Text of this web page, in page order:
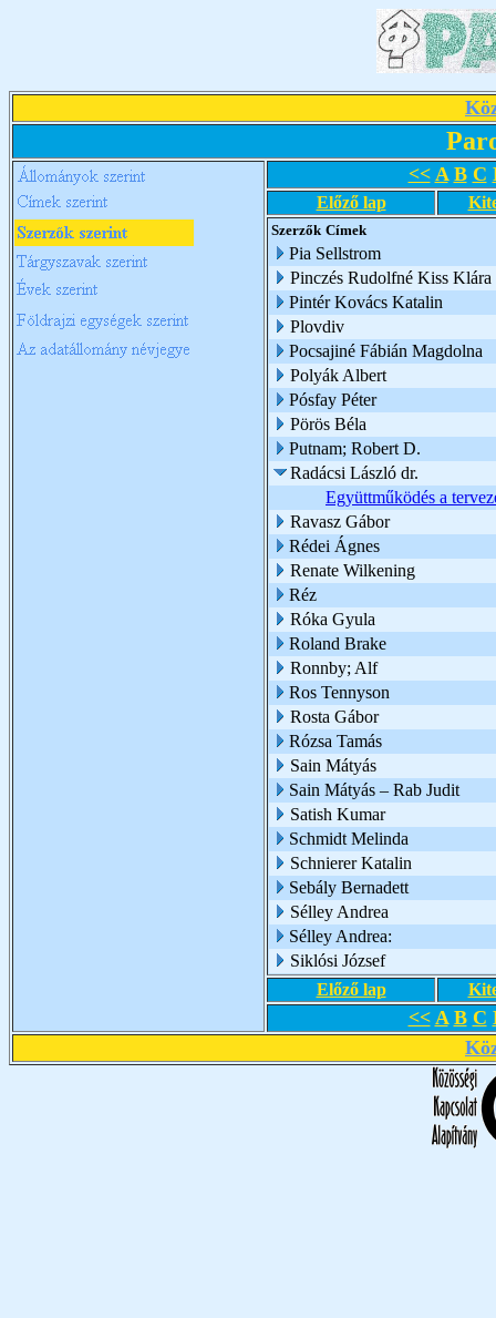
<< A B C
Előző lap
Szerzők Címek
Pia Sellstrom
Pinczés Rudolfné Kiss Klára
Pintér Kovács Katalin
Plovdiv
Pocsajiné Fábián Magdolna
Polyák Albert
Pósfay Péter
Pörös Béla
Putnam; Robert D.
Radácsi László dr.
Együttműködés a
Ravasz Gábor
Rédei Ágnes
Renate Wilkening
Réz
Róka Gyula
Roland Brake
Ronnby; Alf
Ros Tennyson
Rosta Gábor
Rózsa Tamás
Sain Mátyás
Sain Mátyás – Rab Judit
Satish Kumar
Schmidt Melinda
Schnierer Katalin
Sebály Bernadett
Sélley Andrea
Sélley Andrea:
Siklósi József
Előző lap
<< A B C